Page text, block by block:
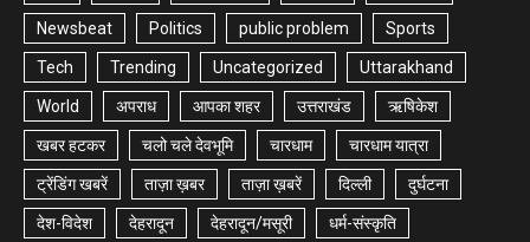
Newsbeat Politics public problem Sports
Tech Trending Uncategorized Uttarakhand
World अपराध आपका शहर उत्तराखंड ऋषिकेश
खबर हटकर चलो चले देवभूमि चारधाम चारधाम यात्रा
ट्रेंडिंग खबरें ताज़ा ख़बर ताज़ा ख़बरें दिल्ली दुर्घटना
देश-विदेश देहरादून देहरादून/मसूरी धर्म-संस्कृति